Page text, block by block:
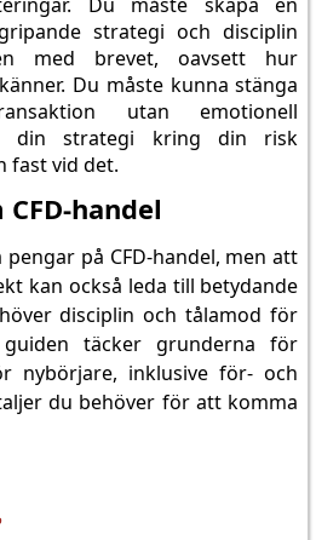
strategi och disciplin
med brevet, oavsett hur
Du måste kunna stänga
utan emotionell
din strategi kring din risk
fast vid det.
handel
på CFD-handel, men att
kan också leda till betydande
disciplin och tålamod för
täcker grunderna för
nybörjare, inklusive för- och
du behöver för att komma